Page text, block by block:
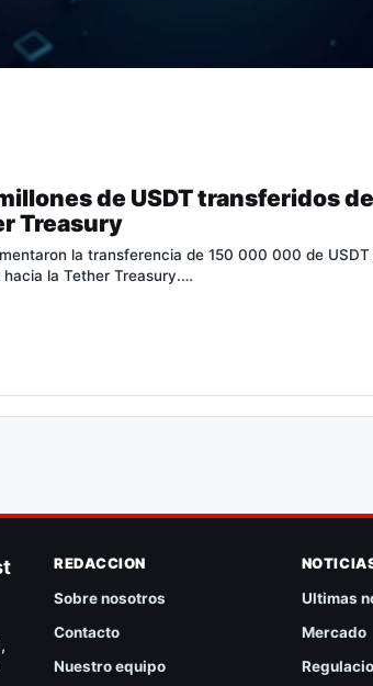
de USDT transferidos de
Treasury
la transferencia de 150 000 000 de USDT
la Tether Treasury.…
REDACCION
Sobre nosotros
Contacto
Nuestro equipo
Ultimas
Mercado